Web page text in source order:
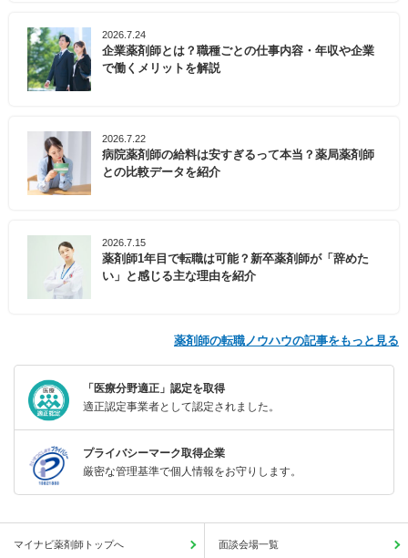
2026.7.24
企業薬剤師とは？職種ごとの仕事内容・年収や企業
で働くメリットを解説
2026.7.22
病院薬剤師の給料は安すぎるって本当？薬局薬剤師
との比較データを紹介
2026.7.15
薬剤師1年目で転職は可能？新卒薬剤師が「辞めた
い」と感じる主な理由を紹介
薬剤師の転職ノウハウの記事をもっと見る
「医療分野適正」認定を取得
適正認定事業者として認定されました。
プライバシーマーク取得企業
厳密な管理基準で個人情報をお守りします。
マイナビ薬剤師トップへ 面談会場一覧